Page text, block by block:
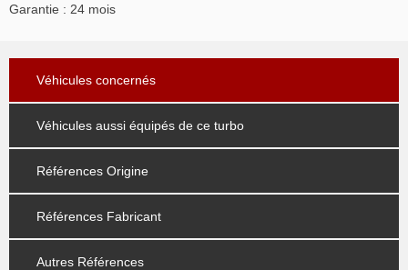
Garantie : 24 mois
Véhicules concernés
Véhicules aussi équipés de ce turbo
Références Origine
Références Fabricant
Autres Références